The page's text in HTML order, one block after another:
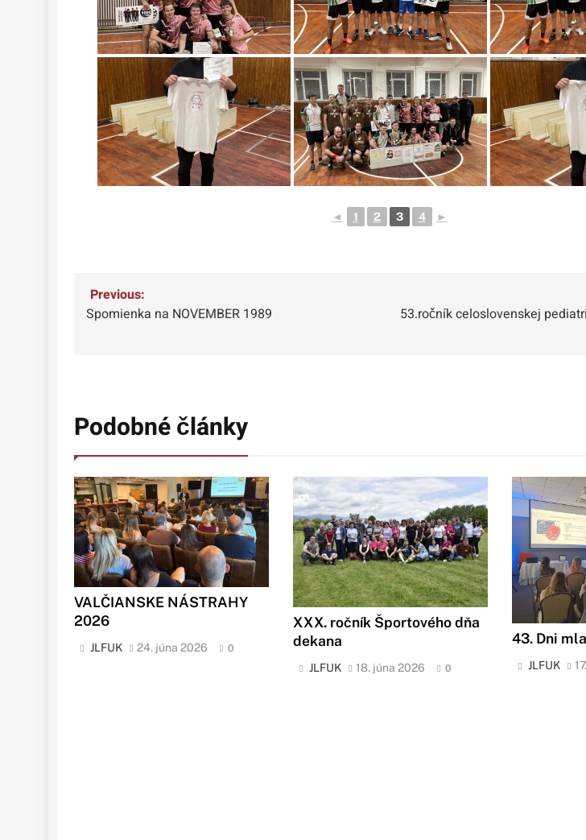
◄ 1 2 3 4 ►
Navigácia
v
Previous:
Spomienka na NOVEMBER 1989
53.ročník celoslovenskej
Podobné články
VALČIANSKE NÁSTRAHY
2026
JLFUK 24. júna 2026 0
XXX. ročník Športového dňa
dekana
JLFUK 18. júna 2026 0
43. Dni
JLFUK